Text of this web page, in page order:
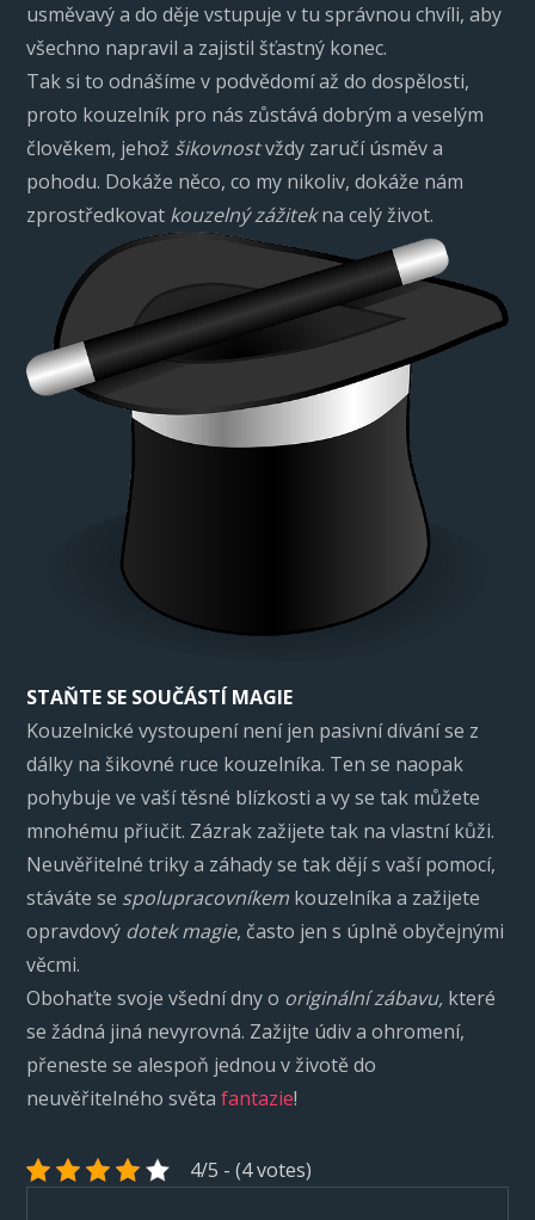
usměvavý a do děje vstupuje v tu správnou chvíli, aby
všechno napravil a zajistil šťastný konec.
Tak si to odnášíme v podvědomí až do dospělosti,
proto kouzelník pro nás zůstává dobrým a veselým
člověkem, jehož šikovnostvždy zaručí úsměv a
pohodu. Dokáže něco, co my nikoliv, dokáže nám
zprostředkovat kouzelný zážitekna celý život.
STAŇTE SE SOUČÁSTÍ MAGIE
Kouzelnické vystoupení není jen pasivní dívání se z
dálky na šikovné ruce kouzelníka. Ten se naopak
pohybuje ve vaší těsné blízkosti a vy se tak můžete
mnohému přiučit. Zázrak zažijete tak na vlastní kůži.
Neuvěřitelné triky a záhady se tak dějí s vaší pomocí,
stáváte se spolupracovníkem kouzelníka a zažijete
opravdový dotek magie, často jen s úplně obyčejnými
věcmi.
Obohaťte svoje všední dny o originální zábavu, které
se žádná jiná nevyrovná. Zažijte údiv a ohromení,
přeneste se alespoň jednou v životě do
neuvěřitelného světa fantazie!
4/5 - (4 votes)